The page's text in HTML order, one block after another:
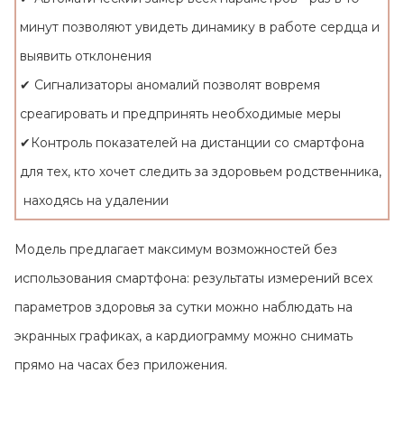
минут позволяют увидеть динамику в работе сердца и
выявить отклонения
✔ Сигнализаторы аномалий позволят вовремя
среагировать и предпринять необходимые меры
✔Контроль показателей на дистанции со смартфона
для тех, кто хочет следить за здоровьем родственника,
находясь на удалении
Модель предлагает максимум возможностей без
использования смартфона: результаты измерений всех
параметров здоровья за сутки можно наблюдать на
экранных графиках, а кардиограмму можно снимать
прямо на часах без приложения.